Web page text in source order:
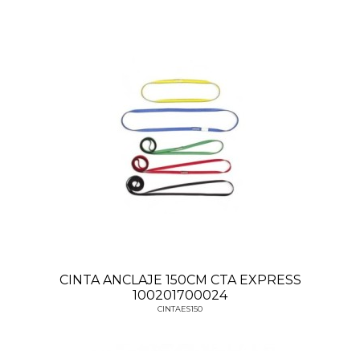
CINTA ANCLAJE 150CM CTA EXPRESS
100201700024
CINTAES150